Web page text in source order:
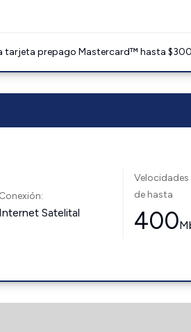
tarjeta prepago Mastercard™ hasta
Conexión:
Internet Satelital
de hasta
400